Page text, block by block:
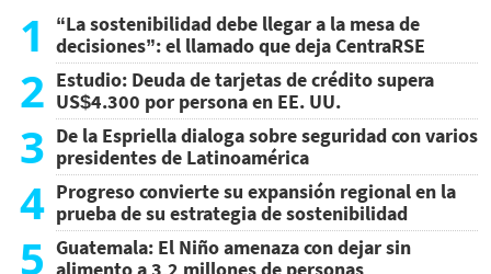
1
“La sostenibilidad debe llegar a la mesa de
decisiones”: el llamado que deja CentraRSE
2 Estudio: Deuda de tarjetas de crédito supera
US$4.300 por persona en EE. UU.
3 De la Espriella dialoga sobre seguridad con varios
presidentes de Latinoamérica
4 Progreso convierte su expansión regional en la
prueba de su estrategia de sostenibilidad
5 Guatemala: El Niño amenaza con dejar sin